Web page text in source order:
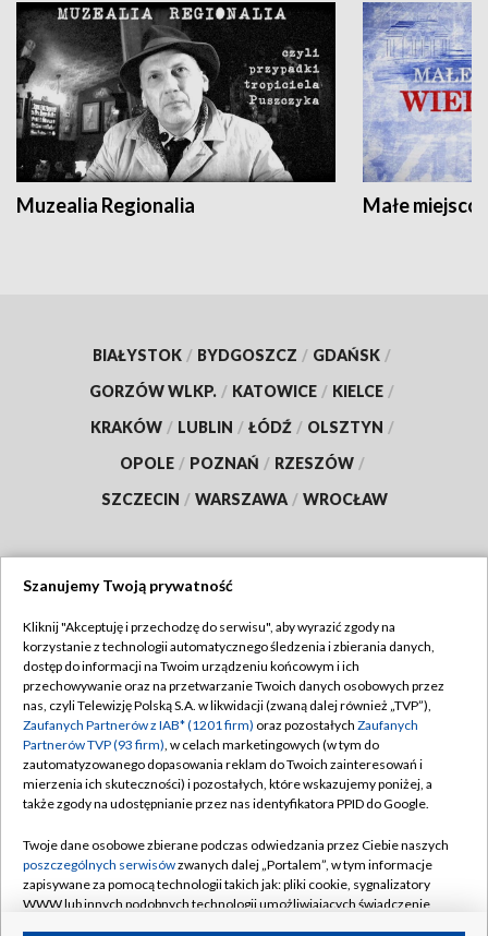
Muzealia Regionalia Małe
BIAŁYSTOK / BYDGOSZCZ / GDAŃSK /
GORZÓW WLKP. / KATOWICE / KIELCE /
KRAKÓW / LUBLIN / ŁÓDŹ / OLSZTYN /
OPOLE / POZNAŃ / RZESZÓW /
SZCZECIN / WARSZAWA / WROCŁAW
TVP
Abonament TVP
Emisja w TVP
Centrum informacji TVP
Naziemna Telewizja Cyfrowa
Rada Programowa
System NOS
Informacje o nadawcy
Regulamin TVP
Polityka prywatności
Moje zgody
Pomoc
Kontakt
Szanujemy Twoją prywatność
Kliknij "Akceptuję i przechodzę do serwisu", aby wyrazić zgody na
korzystanie z technologii automatycznego śledzenia i zbierania danych,
dostęp do informacji na Twoim urządzeniu końcowym i ich
przechowywanie oraz na przetwarzanie Twoich danych osobowych przez
nas, czyli Telewizję Polską S.A. w likwidacji (zwaną dalej również „TVP”),
Zaufanych Partnerów z IAB* (1201 firm) oraz pozostałych Zaufanych
Partnerów TVP (93 firm), w celach marketingowych (w tym do
zautomatyzowanego dopasowania reklam do Twoich zainteresowań i
mierzenia ich skuteczności) i pozostałych, które wskazujemy poniżej, a
także zgody na udostępnianie przez nas identyfikatora PPID do Google.
Twoje dane osobowe zbierane podczas odwiedzania przez Ciebie naszych
poszczególnych serwisówzwanych dalej „Portalem”, w tym informacje
zapisywane za pomocą technologii takich jak: pliki cookie, sygnalizatory
WWW lub innych podobnych technologii umożliwiających świadczenie